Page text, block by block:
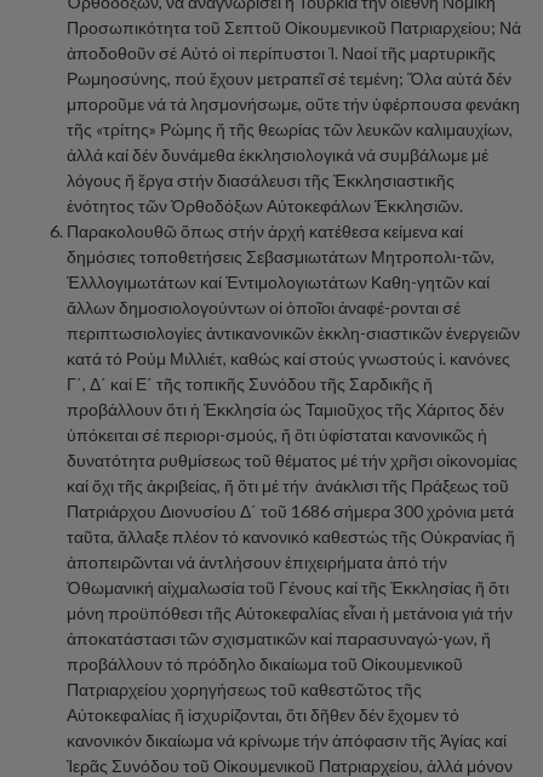
Προσωπικότητα τοῦ Σεπτοῦ Οἰκουμενικοῦ Πατριαρχείου; Νά
ἀποδοθοῦν σέ Αὐτό οἱ περίπυστοι Ἱ. Ναοί τῆς μαρτυρικῆς
Ρωμηοσύνης, πού ἔχουν μετραπεῖ σέ τεμένη; Ὅλα αὐτά δέν
μποροῦμε νά τά λησμονήσωμε, οὔτε τήν ὑφέρπουσα φενάκη
τῆς «τρίτης» Ρώμης ἤ τῆς θεωρίας τῶν λευκῶν καλιμαυχίων,
ἀλλά καί δέν δυνάμεθα ἐκκλησιολογικά νά συμβάλωμε μέ
λόγους ἤ ἔργα στήν διασάλευσι τῆς Ἐκκλησιαστικῆς
ἑνότητος τῶν Ὀρθοδόξων Αὐτοκεφάλων Ἐκκλησιῶν.
Παρακολουθῶ ὅπως στήν ἀρχή κατέθεσα κείμενα καί
δημόσιες τοποθετήσεις Σεβασμιωτάτων Μητροπολι-τῶν,
Ἐλλλογιμωτάτων καί Ἐντιμολογιωτάτων Καθη-γητῶν καί
ἄλλων δημοσιολογούντων οἱ ὁποῖοι ἀναφέ-ρονται σέ
περιπτωσιολογίες ἀντικανονικῶν ἐκκλη-σιαστικῶν ἐνεργειῶν
κατά τό Ρούμ Μιλλιέτ, καθώς καί στούς γνωστούς ἱ. κανόνες
Γ΄, Δ΄ καί Ε΄ τῆς τοπικῆς Συνόδου τῆς Σαρδικῆς ἤ
προβάλλουν ὅτι ἡ Ἐκκλησία ὡς Ταμιοῦχος τῆς Χάριτος δέν
ὑπόκειται σέ περιορι-σμούς, ἤ ὅτι ὑφίσταται κανονικῶς ἡ
δυνατότητα ρυθμίσεως τοῦ θέματος μέ τήν χρῆσι οἰκονομίας
καί ὄχι τῆς ἀκριβείας, ἤ ὅτι μέ τήν ἀνάκλισι τῆς Πράξεως τοῦ
Πατριάρχου Διονυσίου Δ΄ τοῦ 1686 σήμερα 300 χρόνια μετά
ταῦτα, ἄλλαξε πλέον τό κανονικό καθεστώς τῆς Οὐκρανίας ἤ
ἀποπειρῶνται νά ἀντλήσουν ἐπιχειρήματα ἀπό τήν
Ὀθωμανική αἰχμαλωσία τοῦ Γένους καί τῆς Ἐκκλησίας ἤ ὅτι
μόνη προϋπόθεσι τῆς Αὐτοκεφαλίας εἶναι ἡ μετάνοια γιά τήν
ἀποκατάστασι τῶν σχισματικῶν καί παρασυναγώ-γων, ἤ
προβάλλουν τό πρόδηλο δικαίωμα τοῦ Οἰκουμενικοῦ
Πατριαρχείου χορηγήσεως τοῦ καθεστῶτος τῆς
Αὐτοκεφαλίας ἤ ἰσχυρίζονται, ὅτι δῆθεν δέν ἔχομεν τό
κανονικόν δικαίωμα νά κρίνωμε τήν ἀπόφασιν τῆς Ἁγίας καί
Ἱερᾶς Συνόδου τοῦ Οἰκουμενικοῦ Πατριαρχείου, ἀλλά μόνον